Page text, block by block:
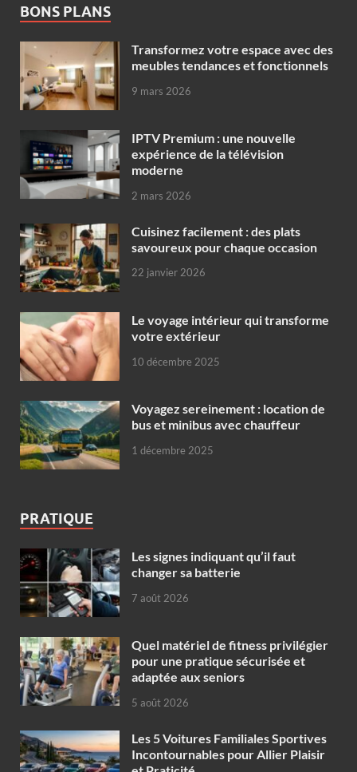
BONS PLANS
Transformez votre espace avec des
meubles tendances et fonctionnels
9 mars 2026
IPTV Premium : une nouvelle
expérience de la télévision
moderne
2 mars 2026
Cuisinez facilement : des plats
savoureux pour chaque occasion
22 janvier 2026
Le voyage intérieur qui transforme
votre extérieur
10 décembre 2025
Voyagez sereinement : location de
bus et minibus avec chauffeur
1 décembre 2025
PRATIQUE
Les signes indiquant qu’il faut
changer sa batterie
7 août 2026
Quel matériel de fitness privilégier
pour une pratique sécurisée et
adaptée aux seniors
5 août 2026
Les 5 Voitures Familiales Sportives
Incontournables pour Allier Plaisir